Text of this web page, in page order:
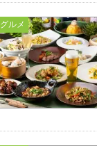
グルメ